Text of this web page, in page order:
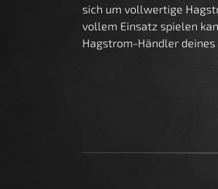
sich um vollwertige
vollem Einsatz spielen
Hagstrom-Händler deines